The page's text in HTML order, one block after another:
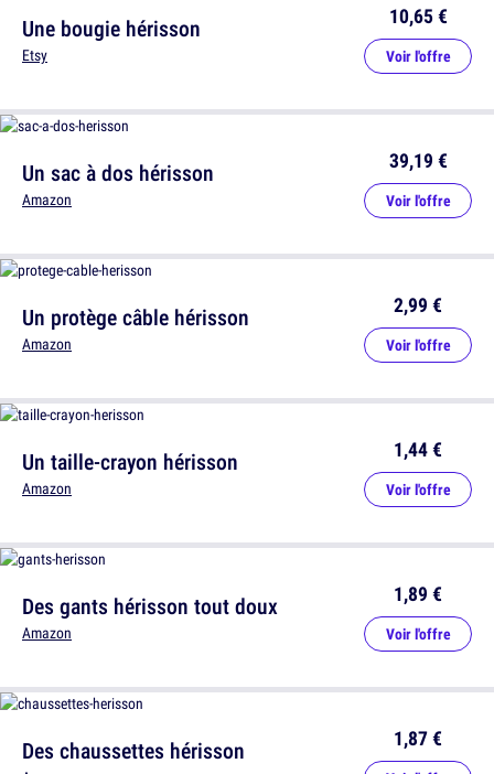
Une bougie hérisson
Etsy
10,65 €
Voir l'offre
Un protège câble hérisson
Amazon
2,99 €
Voir l'offre
Des gants hérisson tout doux
Amazon
1,89 €
Voir l'offre
Un sac à dos hérisson
Amazon
39,19 €
Voir l'offre
Un taille-crayon hérisson
Amazon
1,44 €
Voir l'offre
Des chaussettes hérisson 1,87 €